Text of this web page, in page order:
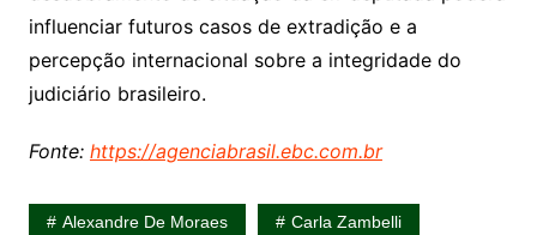
influenciar futuros casos de extradição e a
percepção internacional sobre a integridade do
judiciário brasileiro.
Fonte: https://agenciabrasil.ebc.com.br
Alexandre De Moraes Carla Zambelli